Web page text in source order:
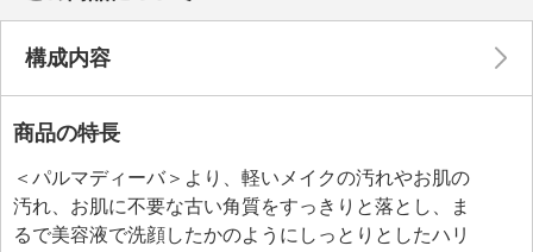
構成内容
商品の特長
＜パルマディーバ＞より、軽いメイクの汚れやお肌の
汚れ、お肌に不要な古い角質をすっきりと落とし、ま
るで美容液で洗顔したかのようにしっとりとしたハリ